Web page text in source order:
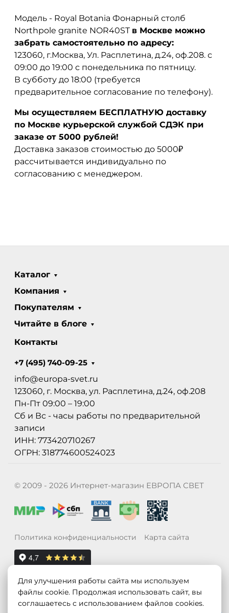
Модель - Royal Botania Фонарный столб
Northpole granite NOR40ST в Москве можно
забрать самостоятельно по адресу:
123060, г.Москва, Ул. Расплетина, д.24, оф.208. с
09:00 до 19:00 с понедельника по пятницу.
В субботу до 18:00 (требуется
предварительное согласование по телефону).
Мы осуществляем БЕСПЛАТНУЮ доставку
по Москве курьерской службой СДЭК при
заказе от 5000 рублей!
Доставка заказов стоимостью до 5000₽
рассчитывается индивидуально по
согласованию с менеджером.
Каталог
Компания
Покупателям
Читайте в блоге
Контакты
+7 (495) 740-09-25
info@europa-svet.ru
123060, г. Москва, ул. Расплетина, д.24, оф.208
Пн-Пт 09:00 – 19:00
Сб и Вс - часы работы по предварительной
записи
ИНН: 773420710267
ОГРН: 318774600524023
© 2009 - 2026 Интернет-магазин ЕВРОПА СВЕТ
Политика конфиденциальности Карта сайта
Для улучшения работы сайта мы используем
файлы cookie. Продолжая использовать сайт, вы
соглашаетесь с использованием файлов cookies.